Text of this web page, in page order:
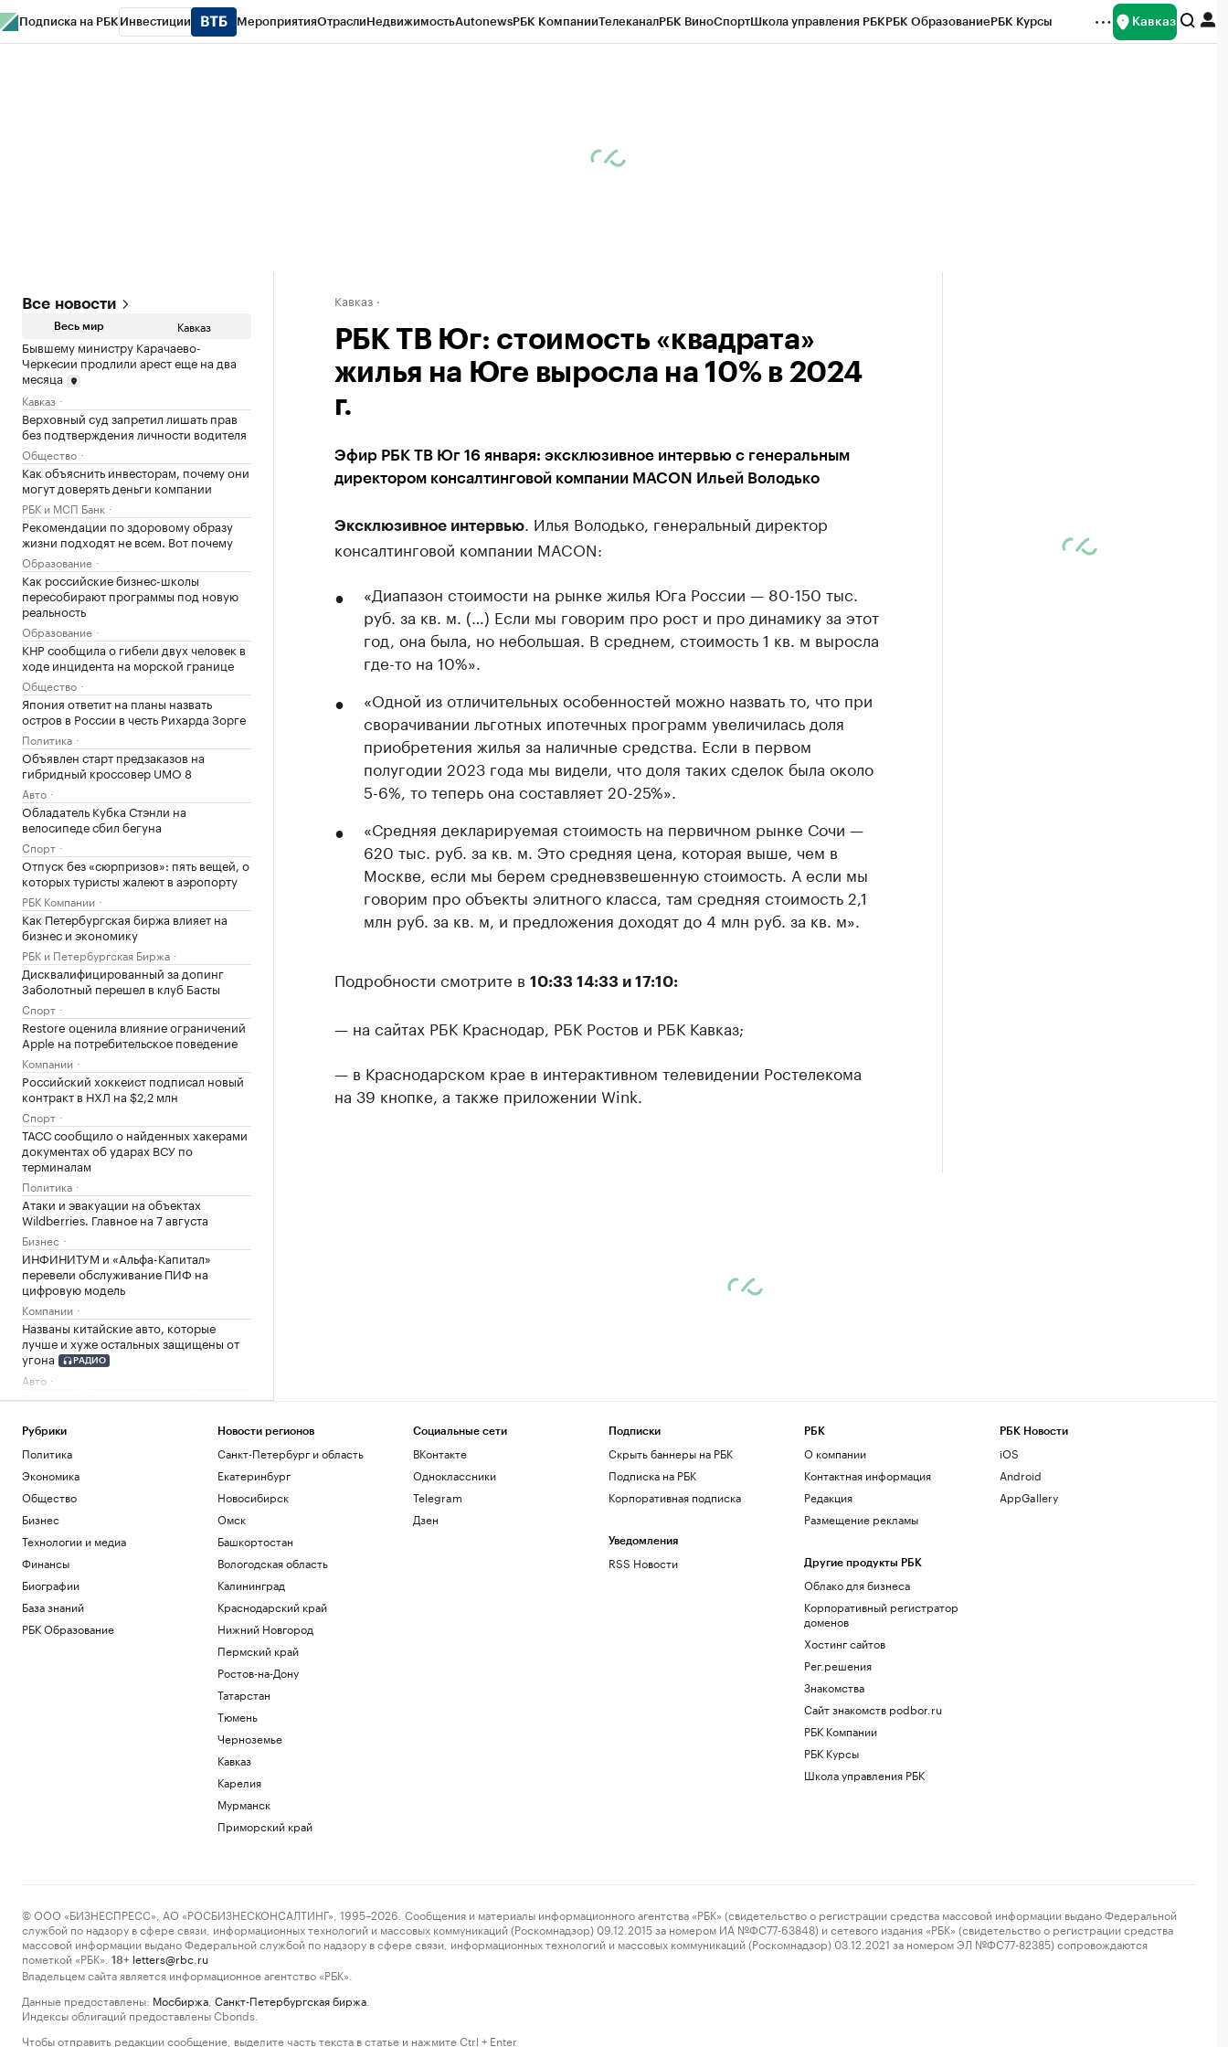
Подписка на РБК Инвестиции МероприятияОтраслиНедвижимостьAutonewsРБК КомпанииТелеканалРБК ВиноСпортШкола управления РБКРБК ОбразованиеРБК Курсы Кавказ
Все новости
Весь мир Кавказ
Бывшему министру Карачаево-
Черкесии продлили арест еще на два
месяца
Кавказ
Верховный суд запретил лишать прав
без подтверждения личности водителя
Общество
Как объяснить инвесторам, почему они
могут доверять деньги компании
РБК и МСП Банк
Рекомендации по здоровому образу
жизни подходят не всем. Вот почему
Образование
Как российские бизнес-школы
пересобирают программы под новую
реальность
Образование
КНР сообщила о гибели двух человек в
ходе инцидента на морской границе
Общество
Япония ответит на планы назвать
остров в России в честь Рихарда Зорге
Политика
Объявлен старт предзаказов на
гибридный кроссовер UMO 8
Авто
Обладатель Кубка Стэнли на
велосипеде сбил бегуна
Спорт
Отпуск без «сюрпризов»: пять вещей, о
которых туристы жалеют в аэропорту
РБК Компании
Как Петербургская биржа влияет на
бизнес и экономику
РБК и Петербургская Биржа
Дисквалифицированный за допинг
Заболотный перешел в клуб Басты
Спорт
Restore оценила влияние ограничений
Apple на потребительское поведение
Компании
Российский хоккеист подписал новый
контракт в НХЛ на $2,2 млн
Спорт
ТАСС сообщило о найденных хакерами
документах об ударах ВСУ по
терминалам
Политика
Атаки и эвакуации на объектах
Wildberries. Главное на 7 августа
Бизнес
ИНФИНИТУМ и «Альфа-Капитал»
перевели обслуживание ПИФ на
цифровую модель
Компании
Названы китайские авто, которые
лучше и хуже остальных защищены от
угона
РАДИО
Авто
Глава МИД Польши призвал обсудить
Политика
В Мексике и Аргентине поддержали
ЧМ
Спорт
Кавказ
РБК ТВ Юг: стоимость «квадрата»
жилья на Юге выросла на 10% в 2024
г.
Эфир РБК ТВ Юг 16 января: эксклюзивное интервью с генеральным
директором консалтинговой компании MACON Ильей Володько
Эксклюзивное интервью. Илья Володько, генеральный директор
консалтинговой компании MACON:
«Диапазон стоимости на рынке жилья Юга России — 80-150 тыс.
руб. за кв. м. (…) Если мы говорим про рост и про динамику за этот
год, она была, но небольшая. В среднем, стоимость 1 кв. м выросла
где-то на 10%».
«Одной из отличительных особенностей можно назвать то, что при
сворачивании льготных ипотечных программ увеличилась доля
приобретения жилья за наличные средства. Если в первом
полугодии 2023 года мы видели, что доля таких сделок была около
5-6%, то теперь она составляет 20-25%».
«Средняя декларируемая стоимость на первичном рынке Сочи —
620 тыс. руб. за кв. м. Это средняя цена, которая выше, чем в
Москве, если мы берем средневзвешенную стоимость. А если мы
говорим про объекты элитного класса, там средняя стоимость 2,1
млн руб. за кв. м, и предложения доходят до 4 млн руб. за кв. м».
Подробности смотрите в 10:33 14:33 и 17:10:
— на сайтах РБК Краснодар, РБК Ростов и РБК Кавказ;
— в Краснодарском крае в интерактивном телевидении Ростелекома
на 39 кнопке, а также приложении Wink.
Рубрики
Политика
Экономика
Общество
Бизнес
Технологии и медиа
Финансы
Биографии
База знаний
РБК Образование
Новости регионов
Санкт-Петербург и область
Екатеринбург
Новосибирск
Омск
Башкортостан
Вологодская область
Калининград
Краснодарский край
Нижний Новгород
Пермский край
Ростов-на-Дону
Татарстан
Тюмень
Черноземье
Кавказ
Карелия
Мурманск
Приморский край
Социальные сети
ВКонтакте
Одноклассники
Telegram
Дзен
Подписки
Скрыть баннеры на РБК
Подписка на РБК
Корпоративная подписка
Уведомления
RSS Новости
РБК
О компании
Контактная информация
Редакция
Размещение рекламы
Другие продукты РБК
Облако для бизнеса
Корпоративный регистратор
доменов
Хостинг сайтов
Рег.решения
Знакомства
Сайт знакомств podbor.ru
РБК Компании
РБК Курсы
Школа управления РБК
РБК Новости
iOS
Android
AppGallery
© ООО «БИЗНЕСПРЕСС», АО «РОСБИЗНЕСКОНСАЛТИНГ», 1995–2026. Сообщения и материалы информационного агентства «РБК» (свидетельство о регистрации средства массовой информации выдано Федеральной
службой по надзору в сфере связи, информационных технологий и массовых коммуникаций (Роскомнадзор) 09.12.2015 за номером ИА №ФС77-63848) и сетевого издания «РБК» (свидетельство о регистрации средства
массовой информации выдано Федеральной службой по надзору в сфере связи, информационных технологий и массовых коммуникаций (Роскомнадзор) 03.12.2021 за номером ЭЛ №ФС77-82385) сопровождаются
пометкой «РБК».
18+ letters@rbc.ru
Владельцем сайта является информационное агентство «РБК».
Данные предоставлены: Мосбиржа Санкт-Петербургская биржа
Индексы облигаций предоставлены Cbonds.
Чтобы отправить редакции сообщение, выделите часть текста в статье и нажмите Ctrl + Enter